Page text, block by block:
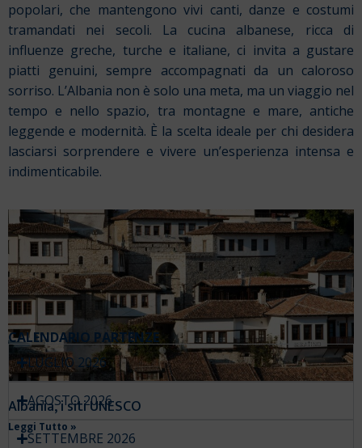
popolari, che mantengono vivi canti, danze e costumi
tramandati nei secoli. La cucina albanese, ricca di
influenze greche, turche e italiane, ci invita a gustare
piatti genuini, sempre accompagnati da un caloroso
sorriso. L’Albania non è solo una meta, ma un viaggio nel
tempo e nello spazio, tra montagne e mare, antiche
leggende e modernità. È la scelta ideale per chi desidera
lasciarsi sorprendere e vivere un’esperienza intensa e
indimenticabile.
Albania, i siti UNESCO
Leggi Tutto »
CALENDARIO PARTENZE
LUGLIO 2026
AGOSTO 2026
SETTEMBRE 2026